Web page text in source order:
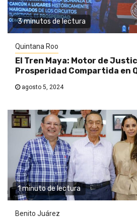
3 minutos de lectura
Quintana Roo
El Tren Maya: Motor de
Prosperidad Compartida en
agosto 5, 2024
1 minuto de lectura
Benito Juárez